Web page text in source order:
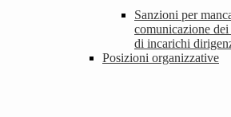
Sanzioni per
comunicazione
di incarichi
Posizioni organizzative